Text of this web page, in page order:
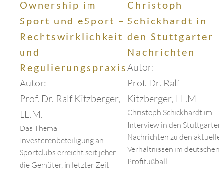
Ownership im
Sport und eSport –
Rechtswirklichkeit
und
Regulierungspraxis
Autor:
Prof. Dr. Ralf Kitzberger,
LL.M.
Das Thema
Investorenbeteiligung an
Sportclubs erreicht seit jeher
die Gemüter, in letzter Zeit
Christoph
Schickhardt in
den Stuttgarter
Nachrichten
Autor:
Prof. Dr. Ralf
Kitzberger, LL.M.
Christoph Schickhardt im
Interview in den
Nachrichten zu den
Verhältnissen im deutschen
Profifußball.